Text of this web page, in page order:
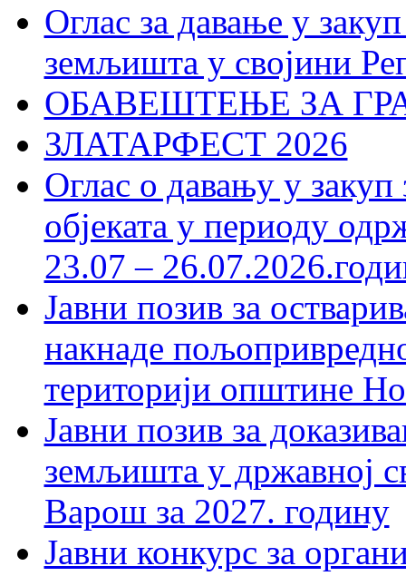
Оглас за давање у
земљишта у својини
ОБАВЕШТЕЊЕ ЗА
ЗЛАТАРФЕСТ 2026
Оглас о давању у
објеката у периоду
23.07 –
Јавни позив за
накнаде
територији општине
Јавни позив за
земљишта у државној
Варош за 2027. годину
Јавни конкурс за